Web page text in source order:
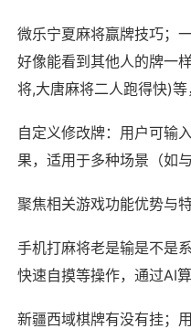
微乐宁夏麻将赢牌技巧；
好像能看到其他人的牌一
将,大唐麻将二人跑得快)等
自定义修改牌：用户可输
果，适用于多种场景（如
聚焦相关游戏功能优势与特
手机打麻将老是输是不是
快速自摸等操作，通过AI
新疆西域棋牌有没有挂；